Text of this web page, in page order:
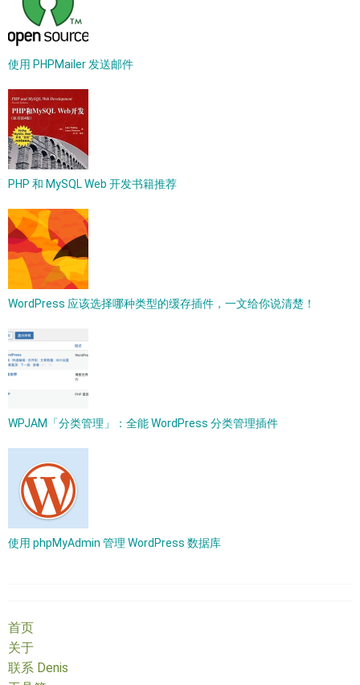
使用 PHPMailer 发送邮件
PHP 和 MySQL Web 开发书籍推荐
WordPress 应该选择哪种类型的缓存插件，一文给你说清楚！
WPJAM「分类管理」：全能 WordPress 分类管理插件
使用 phpMyAdmin 管理 WordPress 数据库
首页
关于
联系 Denis